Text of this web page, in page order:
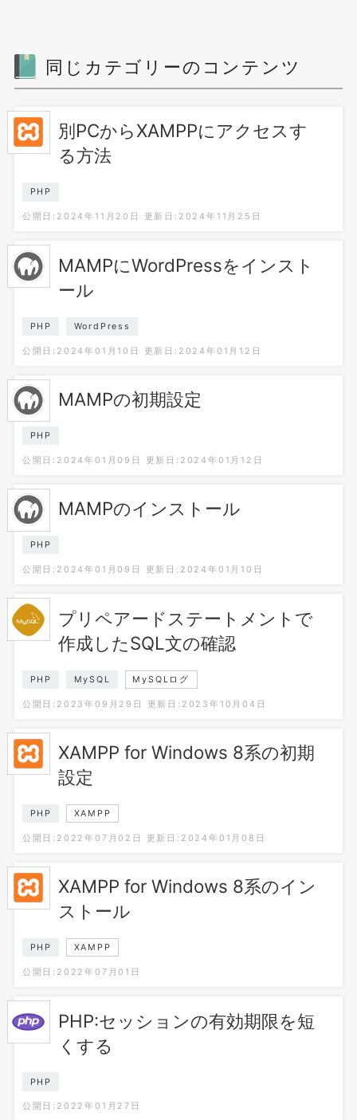
同じカテゴリーのコンテンツ
別PCからXAMPPにアクセスす
る方法
PHP
公開日:2024年11月20日 更新日:2024年11月25日
MAMPにWordPressをインスト
ール
PHP WordPress
公開日:2024年01月10日 更新日:2024年01月12日
MAMPの初期設定
PHP
公開日:2024年01月09日 更新日:2024年01月12日
MAMPのインストール
PHP
公開日:2024年01月09日 更新日:2024年01月10日
プリペアードステートメントで
作成したSQL文の確認
PHP MySQL MySQLログ
公開日:2023年09月29日 更新日:2023年10月04日
XAMPP for Windows 8系の初期
設定
PHP XAMPP
公開日:2022年07月02日 更新日:2024年01月08日
XAMPP for Windows 8系のイン
ストール
PHP XAMPP
公開日:2022年07月01日
PHP:セッションの有効期限を短
くする
PHP
公開日:2022年01月27日